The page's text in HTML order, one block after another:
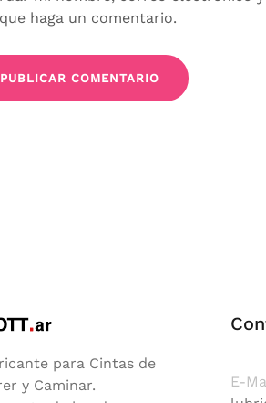
haga un comentario.
para Cintas de
y Caminar.
E-